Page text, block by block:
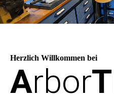
Herzlich Willkommen bei
ArborT